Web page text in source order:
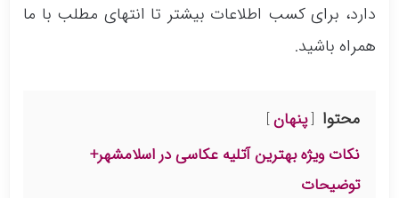
دارد، برای کسب اطلاعات بیشتر تا انتهای مطلب با ما
همراه باشید.
محتوا
پنهان
نکات ویژه بهترین آتلیه عکاسی در اسلامشهر+
توضیحات